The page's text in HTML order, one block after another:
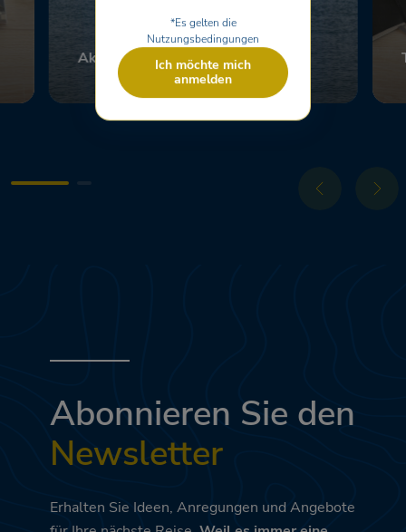
Aktivitäten
Scopri
Abonnieren Sie den
Newsletter
Erhalten Sie Ideen, Anregungen und Angebote
*Es gelten die
Nutzungsbedingungen
Ich möchte mich
anmelden